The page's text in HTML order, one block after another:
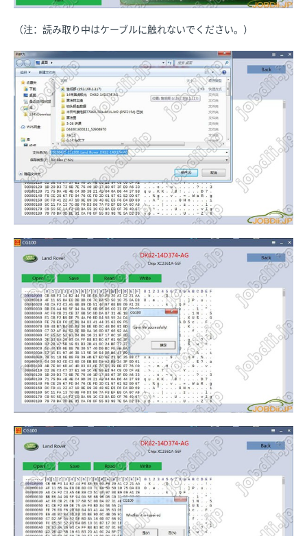
（注：読み取り中はケーブルに触れないでください。）